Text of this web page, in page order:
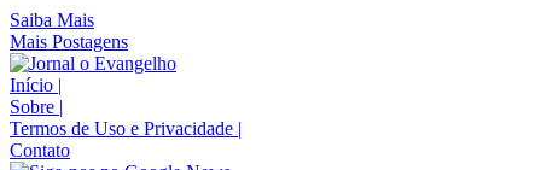
Saiba Mais
Mais Postagens
Início |
Sobre |
Termos de Uso e Privacidade |
Contato